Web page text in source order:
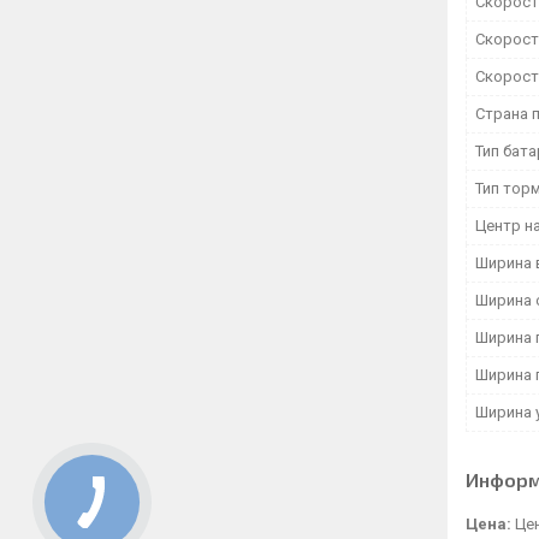
Страна
Тип
Тип
Центр
Ширина
Ширина
Ширина
Ширина
Ширина
Цена: